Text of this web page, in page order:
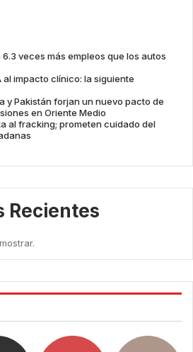
veces más empleos que los autos
al impacto clínico: la siguiente
y Pakistán forjan un nuevo pacto de
en Oriente Medio
al fracking; prometen cuidado del
Recientes